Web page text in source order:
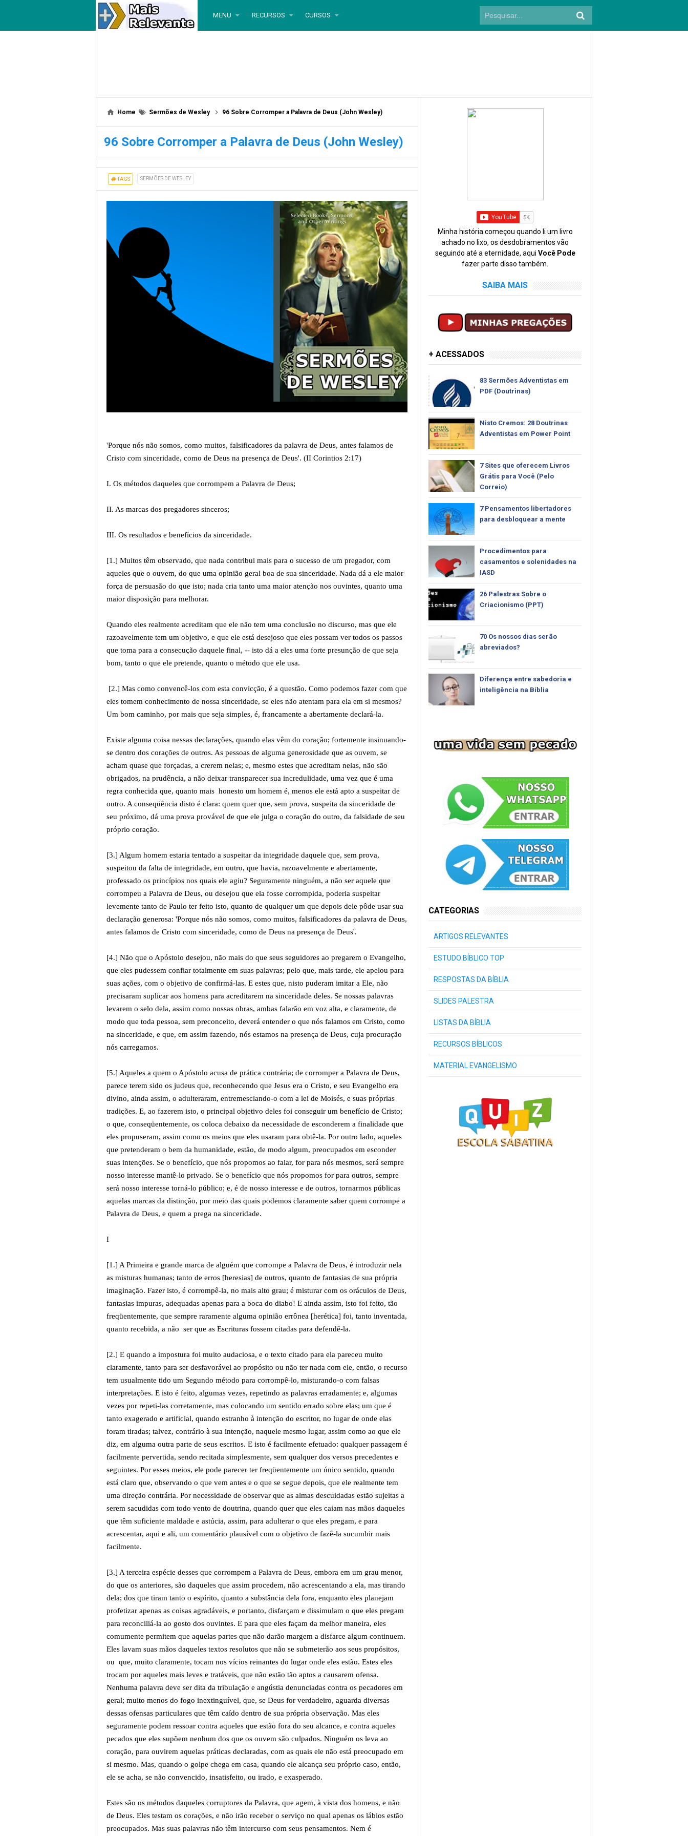
MENU RECURSOS CURSOS
Home Sermões de Wesley 96 Sobre Corromper a Palavra de Deus (John Wesley)
96 Sobre Corromper a Palavra de Deus (John Wesley)
TAGS SERMÕES DE WESLEY
'Porque nós não somos, como muitos, falsificadores da palavra de Deus, antes falamos de
Cristo com sinceridade, como de Deus na presença de Deus'. (II Corintios 2:17)
I. Os métodos daqueles que corrompem a Palavra de Deus;
II. As marcas dos pregadores sinceros;
III. Os resultados e benefícios da sinceridade.
[1.] Muitos têm observado, que nada contribui mais para o sucesso de um pregador, com
aqueles que o ouvem, do que uma opinião geral boa de sua sinceridade. Nada dá a ele maior
força de persuasão do que isto; nada cria tanto uma maior atenção nos ouvintes, quanto uma
maior disposição para melhorar.
Quando eles realmente acreditam que ele não tem uma conclusão no discurso, mas que ele
razoavelmente tem um objetivo, e que ele está desejoso que eles possam ver todos os passos
que toma para a consecução daquele final, -- isto dá a eles uma forte presunção de que seja
bom, tanto o que ele pretende, quanto o método que ele usa.
[2.] Mas como convencê-los com esta convicção, é a questão. Como podemos fazer com que
eles tomem conhecimento de nossa sinceridade, se eles não atentam para ela em si mesmos?
Um bom caminho, por mais que seja simples, é, francamente a abertamente declará-la.
Existe alguma coisa nessas declarações, quando elas vêm do coração; fortemente insinuando-
se dentro dos corações de outros. As pessoas de alguma generosidade que as ouvem, se
acham quase que forçadas, a crerem nelas; e, mesmo estes que acreditam nelas, não são
obrigados, na prudência, a não deixar transparecer sua incredulidade, uma vez que é uma
regra conhecida que, quanto mais honesto um homem é, menos ele está apto a suspeitar de
outro. A conseqüência disto é clara: quem quer que, sem prova, suspeita da sinceridade de
seu próximo, dá uma prova provável de que ele julga o coração do outro, da falsidade de seu
próprio coração.
[3.] Algum homem estaria tentado a suspeitar da integridade daquele que, sem prova,
suspeitou da falta de integridade, em outro, que havia, razoavelmente e abertamente,
professado os princípios nos quais ele agiu? Seguramente ninguém, a não ser aquele que
corrompeu a Palavra de Deus, ou desejou que ela fosse corrompida, poderia suspeitar
levemente tanto de Paulo ter feito isto, quanto de qualquer um que depois dele pôde usar sua
declaração generosa: 'Porque nós não somos, como muitos, falsificadores da palavra de Deus,
antes falamos de Cristo com sinceridade, como de Deus na presença de Deus'.
[4.] Não que o Apóstolo desejou, não mais do que seus seguidores ao pregarem o Evangelho,
que eles pudessem confiar totalmente em suas palavras; pelo que, mais tarde, ele apelou para
suas ações, com o objetivo de confirmá-las. E estes que, nisto puderam imitar a Ele, não
precisaram suplicar aos homens para acreditarem na sinceridade deles. Se nossas palavras
levarem o selo dela, assim como nossas obras, ambas falarão em voz alta, e claramente, de
modo que toda pessoa, sem preconceito, deverá entender o que nós falamos em Cristo, como
na sinceridade, e que, em assim fazendo, nós estamos na presença de Deus, cuja procuração
nós carregamos.
[5.] Aqueles a quem o Apóstolo acusa de prática contrária; de corromper a Palavra de Deus,
parece terem sido os judeus que, reconhecendo que Jesus era o Cristo, e seu Evangelho era
divino, ainda assim, o adulteraram, entremesclando-o com a lei de Moisés, e suas próprias
tradições. E, ao fazerem isto, o principal objetivo deles foi conseguir um benefício de Cristo;
o que, conseqüentemente, os coloca debaixo da necessidade de esconderem a finalidade que
eles propuseram, assim como os meios que eles usaram para obtê-la. Por outro lado, aqueles
que pretenderam o bem da humanidade, estão, de modo algum, preocupados em esconder
suas intenções. Se o benefício, que nós propomos ao falar, for para nós mesmos, será sempre
nosso interesse mantê-lo privado. Se o benefício que nós propomos for para outros, sempre
será nosso interesse torná-lo público; e, é de nosso interesse e de outros, tornarmos públicas
aquelas marcas da distinção, por meio das quais podemos claramente saber quem corrompe a
Palavra de Deus, e quem a prega na sinceridade.
I
[1.] A Primeira e grande marca de alguém que corrompe a Palavra de Deus, é introduzir nela
as misturas humanas; tanto de erros [heresias] de outros, quanto de fantasias de sua própria
imaginação. Fazer isto, é corrompê-la, no mais alto grau; é misturar com os oráculos de Deus,
fantasias impuras, adequadas apenas para a boca do diabo! E ainda assim, isto foi feito, tão
freqüentemente, que sempre raramente alguma opinião errônea [herética] foi, tanto inventada,
quanto recebida, a não ser que as Escrituras fossem citadas para defendê-la.
[2.] E quando a impostura foi muito audaciosa, e o texto citado para ela pareceu muito
claramente, tanto para ser desfavorável ao propósito ou não ter nada com ele, então, o recurso
tem usualmente tido um Segundo método para corrompê-lo, misturando-o com falsas
interpretações. E isto é feito, algumas vezes, repetindo as palavras erradamente; e, algumas
vezes por repeti-las corretamente, mas colocando um sentido errado sobre elas; um que é
tanto exagerado e artificial, quando estranho à intenção do escritor, no lugar de onde elas
foram tiradas; talvez, contrário à sua intenção, naquele mesmo lugar, assim como ao que ele
diz, em alguma outra parte de seus escritos. E isto é facilmente efetuado: qualquer passagem é
facilmente pervertida, sendo recitada simplesmente, sem qualquer dos versos precedentes e
seguintes. Por esses meios, ele pode parecer ter freqüentemente um único sentido, quando
está claro que, observando o que vem antes e o que se segue depois, que ele realmente tem
uma direção contrária. Por necessidade de observar que as almas descuidadas estão sujeitas a
serem sacudidas com todo vento de doutrina, quando quer que eles caiam nas mãos daqueles
que têm suficiente maldade e astúcia, assim, para adulterar o que eles pregam, e para
acrescentar, aqui e ali, um comentário plausível com o objetivo de fazê-la sucumbir mais
facilmente.
[3.] A terceira espécie desses que corrompem a Palavra de Deus, embora em um grau menor,
do que os anteriores, são daqueles que assim procedem, não acrescentando a ela, mas tirando
dela; dos que tiram tanto o espírito, quanto a substância dela fora, enquanto eles planejam
profetizar apenas as coisas agradáveis, e portanto, disfarçam e dissimulam o que eles pregam
para reconciliá-la ao gosto dos ouvintes. E para que eles façam da melhor maneira, eles
comumente permitem que aquelas partes que não darão margem a disfarce algum continuem.
Eles lavam suas mãos daqueles textos resolutos que não se submeterão aos seus propósitos,
ou que, muito claramente, tocam nos vícios reinantes do lugar onde eles estão. Estes eles
trocam por aqueles mais leves e tratáveis, que não estão tão aptos a causarem ofensa.
Nenhuma palavra deve ser dita da tribulação e angústia denunciadas contra os pecadores em
geral; muito menos do fogo inextinguível, que, se Deus for verdadeiro, aguarda diversas
dessas ofensas particulares que têm caído dentro de sua própria observação. Mas eles
seguramente podem ressoar contra aqueles que estão fora do seu alcance, e contra aqueles
pecados que eles supõem nenhum dos que os ouvem são culpados. Ninguém os leva ao
coração, para ouvirem aquelas práticas declaradas, com as quais ele não está preocupado em
si mesmo. Mas, quando o golpe chega em casa, quando ele alcança seu próprio caso, então,
ele se acha, se não convencido, insatisfeito, ou irado, e exasperado.
Estes são os métodos daqueles corruptores da Palavra, que agem, à vista dos homens, e não
de Deus. Eles testam os corações, e não irão receber o serviço no qual apenas os lábios estão
preocupados. Mas suas palavras não têm intercurso com seus pensamentos. Nem é
Minha história começou quando li um livro
achado no lixo, os desdobramentos vão
seguindo até a eternidade, aqui Você Pode
fazer parte disso também.
SAIBA MAIS
+ ACESSADOS
83 Sermões Adventistas em
PDF (Doutrinas)
Nisto Cremos: 28 Doutrinas
Adventistas em Power Point
7 Sites que oferecem Livros
Grátis para Você (Pelo
Correio)
7 Pensamentos libertadores
para desbloquear a mente
Procedimentos para
casamentos e solenidades na
IASD
26 Palestras Sobre o
Criacionismo (PPT)
70 Os nossos dias serão
abreviados?
Diferença entre sabedoria e
inteligência na Bíblia
CATEGORIAS
ARTIGOS RELEVANTES
ESTUDO BÍBLICO TOP
RESPOSTAS DA BÍBLIA
SLIDES PALESTRA
LISTAS DA BÍBLIA
RECURSOS BÍBLICOS
MATERIAL EVANGELISMO